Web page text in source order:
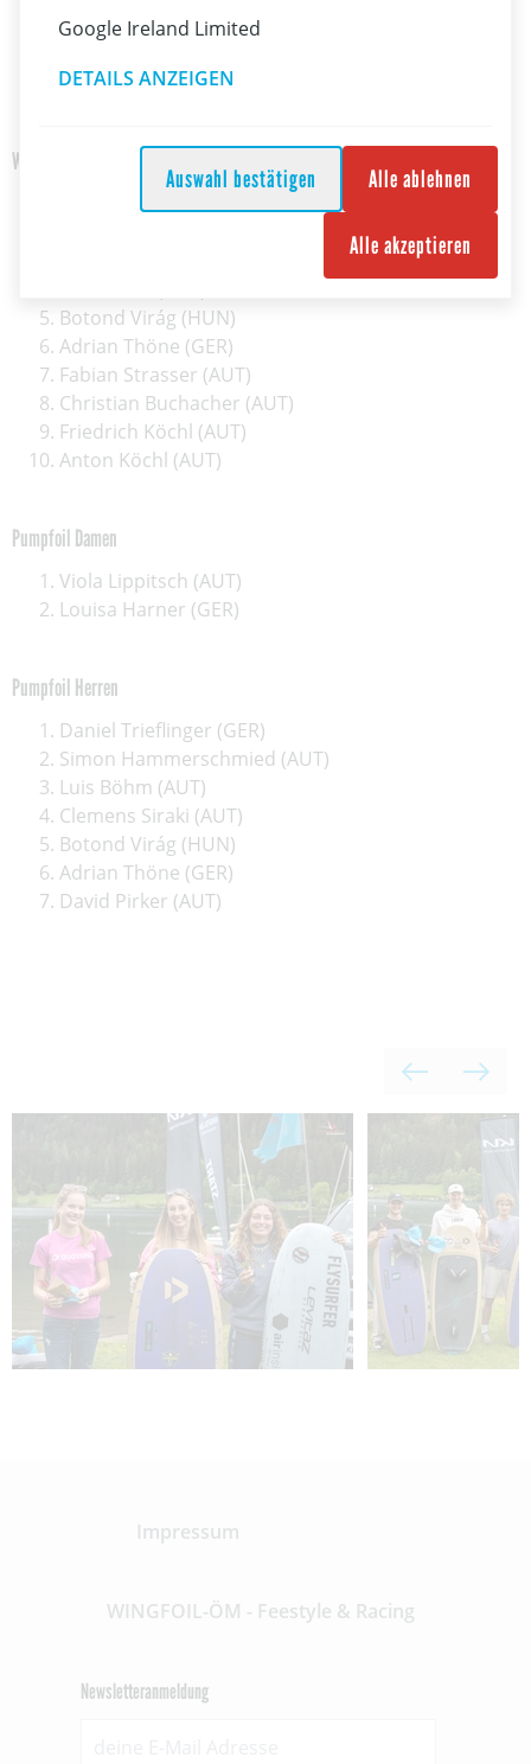
Viola Lippitsch (AUT)
Elisa Köchl (AUT)
WingFoil Open Racing Class Herren
Clemens Siraki (AUT)
Botond Virág (HUN)
Adrian Thöne (GER)
Fabian Strasser (AUT)
Christian Buchacher (AUT)
Friedrich Köchl (AUT)
Anton Köchl (AUT)
Pumpfoil Damen
Viola Lippitsch (AUT)
Louisa Harner (GER)
Pumpfoil Herren
Daniel Trieflinger (GER)
Simon Hammerschmied (AUT)
Luis Böhm (AUT)
Clemens Siraki (AUT)
Botond Virág (HUN)
Adrian Thöne (GER)
David Pirker (AUT)
Impressum
WINGFOIL-ÖM - Feestyle & Racing
Newsletteranmeldung
Google Ireland Limited
DETAILS ANZEIGEN
Auswahl bestätigen Alle ablehnen
Alle akzeptieren